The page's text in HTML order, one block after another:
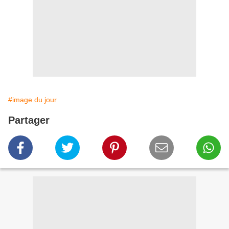
#image du jour
Partager